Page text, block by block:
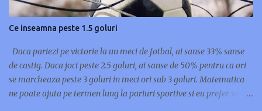
Poarta C Tribuna I Vest - intrare Str. Mr. Coravu (Bilete Categorie
1, Categorie 2 si VIP) - acces Poarta A, Poarta J, Poarta M, Poarta N,
Poarta O, Poarta L, Poarta K Tribuna II Est - intrare Str. Socului
(Bilete Categoria 1, Categorie 2) - acces Poarta D, Poar...
Ce inseamna peste 1.5 goluri
Daca pariezi pe victorie la un meci de fotbal, ai sanse 33% sanse
de castig. Daca joci peste 2.5 goluri, ai sanse de 50% pentru ca ori
se marcheaza peste 3 goluri in meci ori sub 3 goluri. Matematica
ne poate ajuta pe termen lung la pariuri sportive si eu prefer sa joc